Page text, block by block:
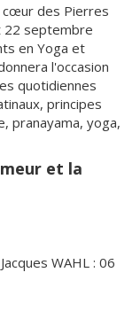
cœur des Pierres
22 septembre
en Yoga et
l'occasion
quotidiennes
principes
pranayama, yoga,
et la
WAHL : 06